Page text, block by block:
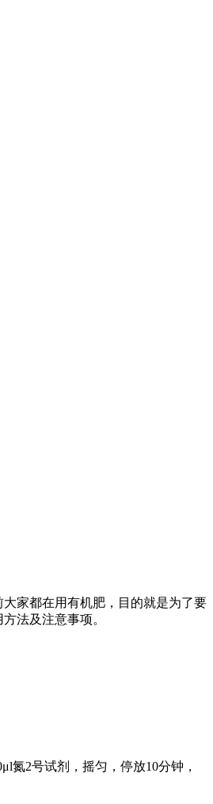
家都在用有机肥，目的就是为了要
法及注意事项。
氮2号试剂，摇匀，停放10分钟，